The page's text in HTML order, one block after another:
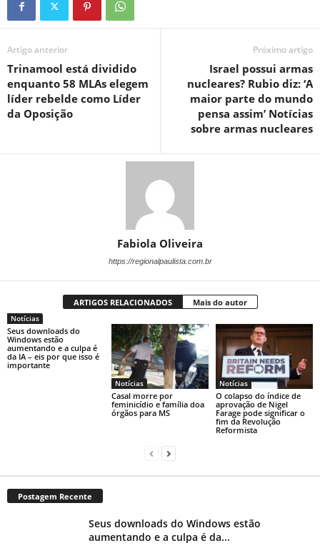
Artigo anterior
Trinamool está dividido
enquanto 58 MLAs elegem
líder rebelde como Líder
da Oposição
Próximo artigo
Israel possui armas
nucleares? Rubio diz: ‘A
maior parte do mundo
pensa assim’ Notícias
sobre armas nucleares
Fabiola Oliveira
https://regionalpaulista.com.br
ARTIGOS RELACIONADOS Mais do autor
Notícias
Seus downloads do
Windows estão
aumentando e a culpa é
da IA ​​– eis por que isso é
importante
Notícias
Casal morre por
feminicídio e família doa
órgãos para MS
Notícias
O colapso do índice de
aprovação de Nigel
Farage pode significar o
fim da Revolução
Reformista
Postagem Recente
Seus downloads do Windows estão
aumentando e a culpa é da...